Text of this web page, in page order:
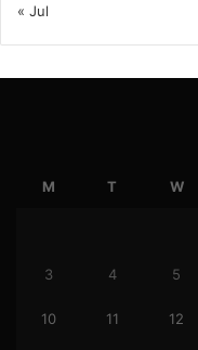
« Jul
M T W
3 4 5
10 11 12